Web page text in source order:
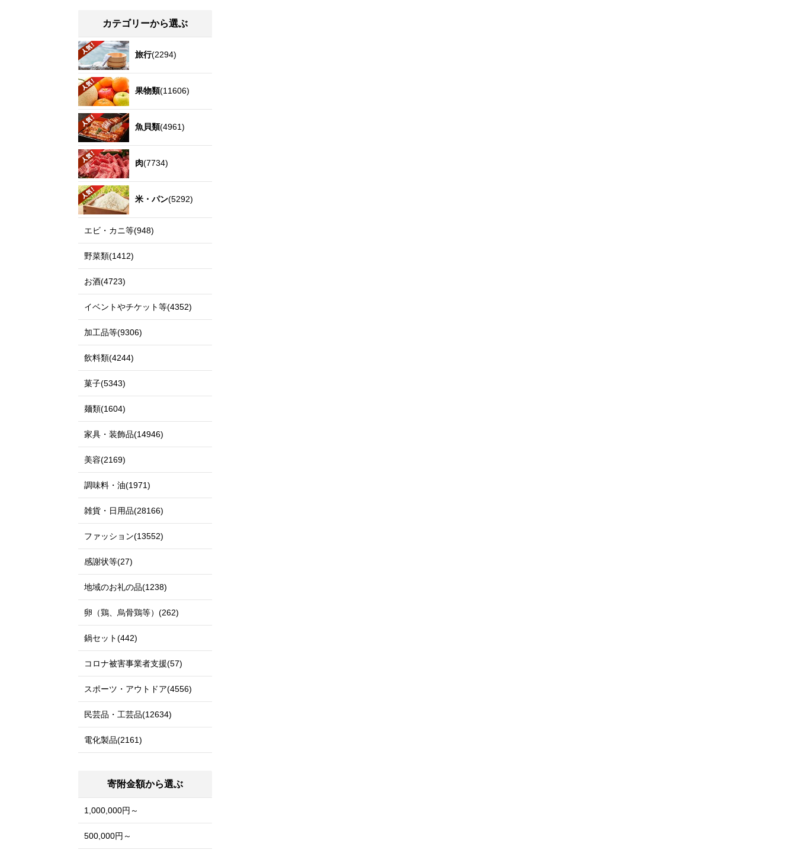
カテゴリーから選ぶ
旅行(2294)
果物類(11606)
魚貝類(4961)
肉(7734)
米・パン(5292)
エビ・カニ等(948)
野菜類(1412)
お酒(4723)
イベントやチケット等(4352)
加工品等(9306)
飲料類(4244)
菓子(5343)
麺類(1604)
家具・装飾品(14946)
美容(2169)
調味料・油(1971)
雑貨・日用品(28166)
ファッション(13552)
感謝状等(27)
地域のお礼の品(1238)
卵（鶏、烏骨鶏等）(262)
鍋セット(442)
コロナ被害事業者支援(57)
スポーツ・アウトドア(4556)
民芸品・工芸品(12634)
電化製品(2161)
寄附金額から選ぶ
1,000,000円～
500,000円～